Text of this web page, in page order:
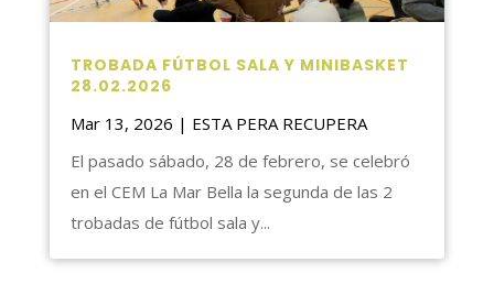
TROBADA FÚTBOL SALA Y MINIBASKET
28.02.2026
Mar 13, 2026 | ESTA PERA RECUPERA
El pasado sábado, 28 de febrero, se celebró
en el CEM La Mar Bella la segunda de las 2
trobadas de fútbol sala y...